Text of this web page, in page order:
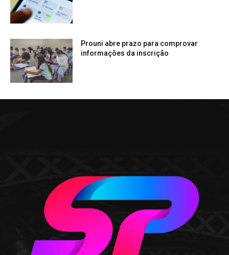
Prouni abre prazo para comprovar
informações da inscrição